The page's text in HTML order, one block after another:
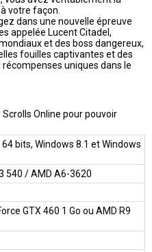
votre façon.
dans une nouvelle épreuve
appelée Lucent Citadel,
et des boss dangereux,
fouilles captivantes et des
uniques dans le
Online pour pouvoir
bits, Windows 8.1 et Windows
540 / AMD A6-3620
GTX 460 1 Go ou AMD R9